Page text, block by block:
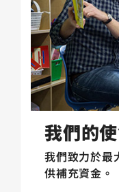
我們的
我們致力於最
供補充資金。